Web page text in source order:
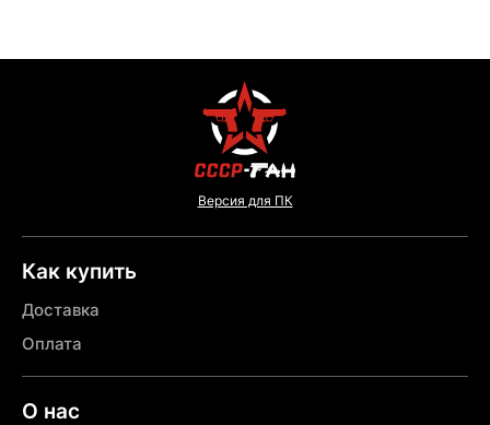
Версия для ПК
Как купить
Доставка
Оплата
О нас